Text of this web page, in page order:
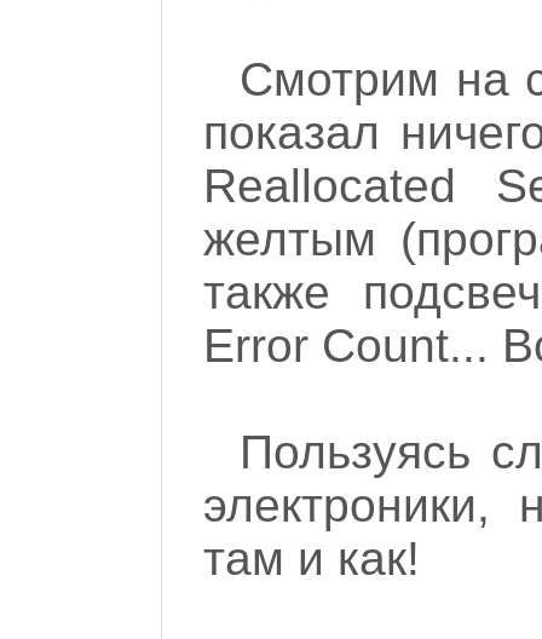
Смотрим на
показал
Reallocated
желтым
также
Error Count...
Пользуясь
электроники,
там и как!